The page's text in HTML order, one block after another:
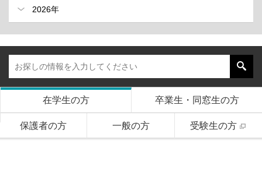
在学生の方 卒業生・同窓生の方
保護者の方 一般の方 受験生の方